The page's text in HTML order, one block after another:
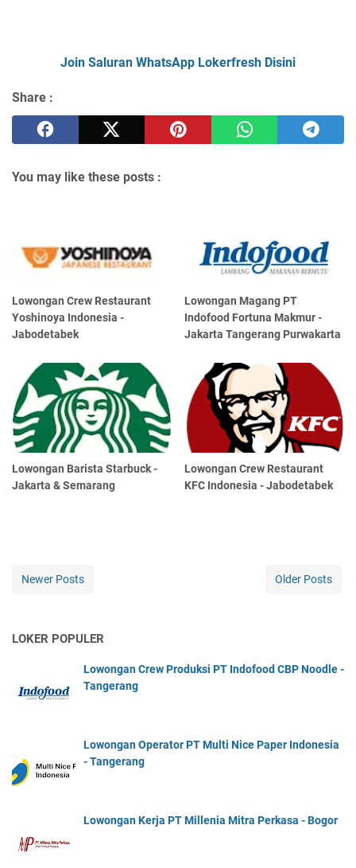
Join Saluran WhatsApp Lokerfresh Disini
Share :
You may like these posts :
Lowongan Crew Restaurant
Yoshinoya Indonesia -
Jabodetabek
Lowongan Magang PT
Indofood Fortuna Makmur -
Jakarta Tangerang Purwakarta
Lowongan Barista Starbuck -
Jakarta & Semarang
Lowongan Crew Restaurant
KFC Indonesia - Jabodetabek
Newer Posts Older Posts
LOKER POPULER
Lowongan Crew Produksi PT Indofood CBP Noodle -
Tangerang
Lowongan Operator PT Multi Nice Paper Indonesia
- Tangerang
Lowongan Kerja PT Millenia Mitra Perkasa - Bogor